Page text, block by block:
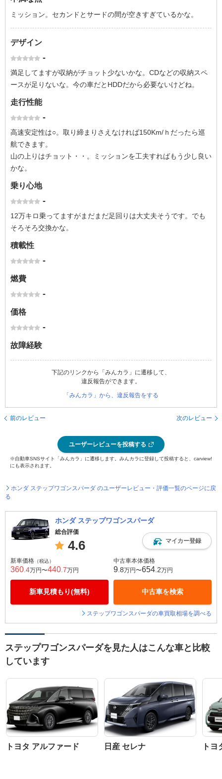
ミッション。セカンドとサードの間が空きすぎているかな。
デザイン
-
満足してますが収納がチョット少ないかな。CDなどの収納スペ
ースが足りないな。今の車だとHDDだから必要ないけどね。
走行性能
-
高速安定性は○。取り締まりさえなければ150Km/ｈだったら巡
航できます。
山の上りはチョット・・。ミッションを工夫すればもう少し良い
かな。
乗り心地
-
12万キロ乗ってますがまだまだ足回りは大丈夫そうです。でも
そろそろ交換かな。
積載性
-
燃費
-
価格
-
故障経験
下記のリンクから「みんカラ」に遷移して、
違反報告ができます。
「みんカラ」から、違反報告をする
前のレビュー 次のレビュー
ユーザーレビューを投稿する
※自動車SNSサイト「みんカラ」に遷移します。みんカラに登録して投稿すると、carview!
にも表示されます。
ホンダ ステップワゴンスパーダ のユーザーレビュー・評価一覧のページに戻
る
ホンダ ステップワゴンスパーダ
総合評価
4.6 マイカー登録
新車価格 （税込）
360 .4万円〜440 .7万円
新車見積もり(無料)
中古車本体価格
9 .8万円〜654 .2万円
中古車を検索
ステップワゴンスパーダの車買取相場を調べる
ステップワゴンスパーダを見た人はこんな車と比較
しています
トヨタ アルファード 日産 セレナ ト